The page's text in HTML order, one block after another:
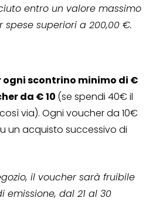
entro un valore massimo
spese superiori a 200,00 €.
ogni scontrino minimo di €
da € 10 (se spendi 40€ il
via). Ogni voucher da 10€
un acquisto successivo di
il voucher sarà fruibile
emissione, dal 21 al 30